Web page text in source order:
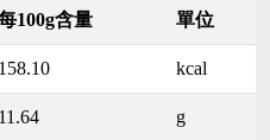
100g含量 單位
158.10 kcal
11.64 g